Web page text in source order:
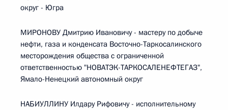
округ - Югра
МИРОНОВУ Дмитрию Ивановичу - мастеру по добыче
нефти, газа и конденсата Восточно-Таркосалинского
месторождения общества с ограниченной
ответственностью "НОВАТЭК-ТАРКОСАЛЕНЕФТЕГАЗ",
Ямало-Ненецкий автономный округ
НАБИУЛЛИНУ Илдару Рифовичу - исполнительному